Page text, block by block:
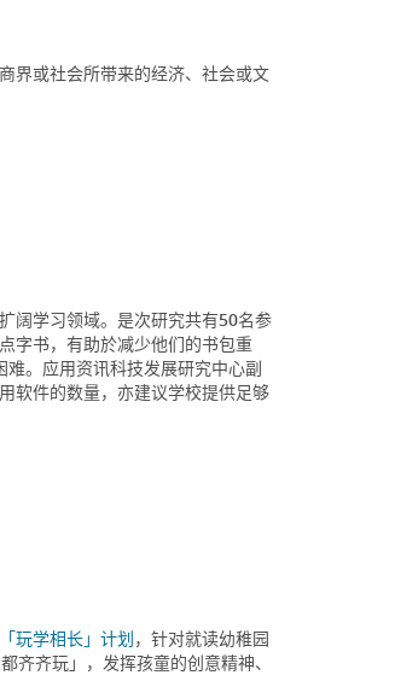
界或社会所带来的经济、社会或文
阔学习领域。是次研究共有50名参
字书，有助於减少他们的书包重
。应用资讯科技发展研究中心副
软件的数量，亦建议学校提供足够
玩学相长」计划，针对就读幼稚园
齐齐玩」，发挥孩童的创意精神、